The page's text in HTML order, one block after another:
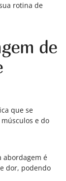
rotina de
de
que se
e do
abordagem é
dor, podendo